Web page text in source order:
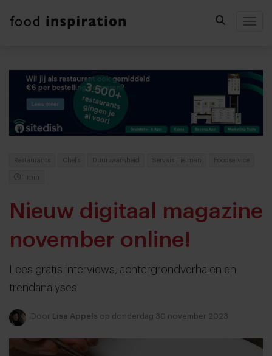
Restaurants Chefs Duurzaamheid Servais Tielman Foodservice
1 min
Nieuw digitaal magazine
november online!
Lees gratis interviews, achtergrondverhalen en
trendanalyses
Door Lisa Appels op donderdag 30 november 2023